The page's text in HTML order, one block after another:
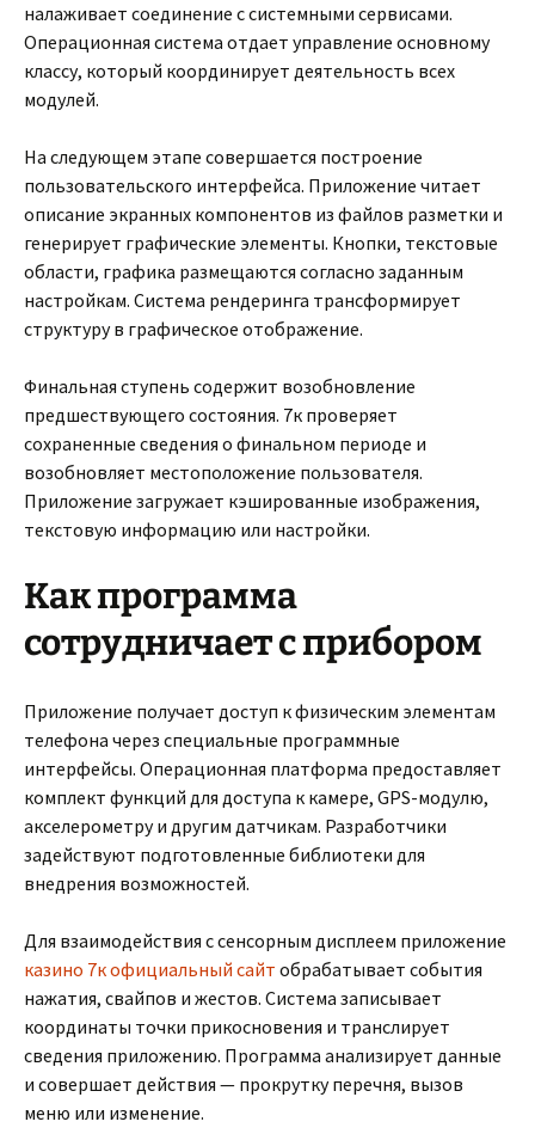
налаживает соединение с системными сервисами.
Операционная система отдает управление основному
классу, который координирует деятельность всех
модулей.
На следующем этапе совершается построение
пользовательского интерфейса. Приложение читает
описание экранных компонентов из файлов разметки и
генерирует графические элементы. Кнопки, текстовые
области, графика размещаются согласно заданным
настройкам. Система рендеринга трансформирует
структуру в графическое отображение.
Финальная ступень содержит возобновление
предшествующего состояния. 7к проверяет
сохраненные сведения о финальном периоде и
возобновляет местоположение пользователя.
Приложение загружает кэшированные изображения,
текстовую информацию или настройки.
Как программа
сотрудничает с прибором
Приложение получает доступ к физическим элементам
телефона через специальные программные
интерфейсы. Операционная платформа предоставляет
комплект функций для доступа к камере, GPS-модулю,
акселерометру и другим датчикам. Разработчики
задействуют подготовленные библиотеки для
внедрения возможностей.
Для взаимодействия с сенсорным дисплеем приложение
казино 7к официальный сайт обрабатывает события
нажатия, свайпов и жестов. Система записывает
координаты точки прикосновения и транслирует
сведения приложению. Программа анализирует данные
и совершает действия — прокрутку перечня, вызов
меню или изменение.